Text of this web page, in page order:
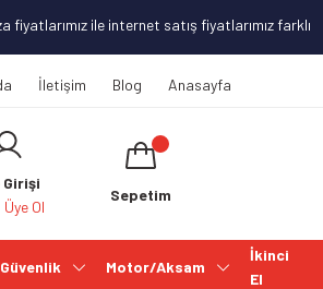
ile internet satış fiyatlarımız
İletişim Blog Anasayfa
Girişi
Üye Ol
Sepetim
Güvenlik Motor/Aksam
İkinci
El